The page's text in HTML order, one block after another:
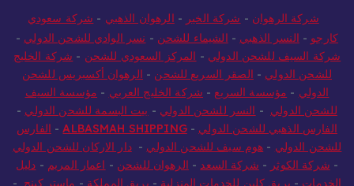
شركة الرهوان - شركة الخير - الرهوان الذهبي - شركة سعودي
كارجو - النسر الذهبي - الشيماء للشحن - نسر الوادي للشحن الدولي -
شركة السيف للشحن الدولي - المركز السعودي للشحن - شركة الخليج
للشحن الدولي - الصقر السريع للشحن - الرهوان أكسبريس للشحن
الدولي - مؤسسة السريع - شركة الخليج العربي - مؤسسة السيف
للشحن الدولي - النسر للشحن الدولي - بيت البسمة للشحن الدولي -
الفارس الذهبي للشحن الدولي -
ALBASMAH SHIPPING
- الفارس
للشحن الدولي - هوم سيف للشحن الدولي -دار الاركان للشحن الدولي
- شركة الكوثر - شركة السعد - الرهوان للشحن - اعمار المريم - دليل